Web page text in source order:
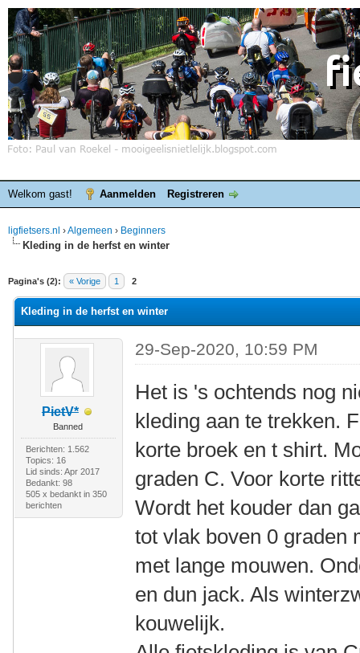
Welkom gast! Aanmelden Registreren
ligfietsers.nl ›Algemeen › Beginners
Kleding in de herfst en winter
Pagina's (2): « Vorige 1 2
waardering is 0
Kleding in de herfst en winter
PietV*
Banned
Berichten: 1.562
Topics: 16
Lid sinds: Apr 2017
Bedankt: 98
505 x bedankt in 350
berichten
29-Sep-2020, 10:59 PM
Het is 's ochtends nog
kleding aan te trekken.
korte broek en t shirt.
graden C. Voor korte
Wordt het kouder dan
tot vlak boven 0 graden
met lange mouwen.
en dun jack. Als
kouwelijk.